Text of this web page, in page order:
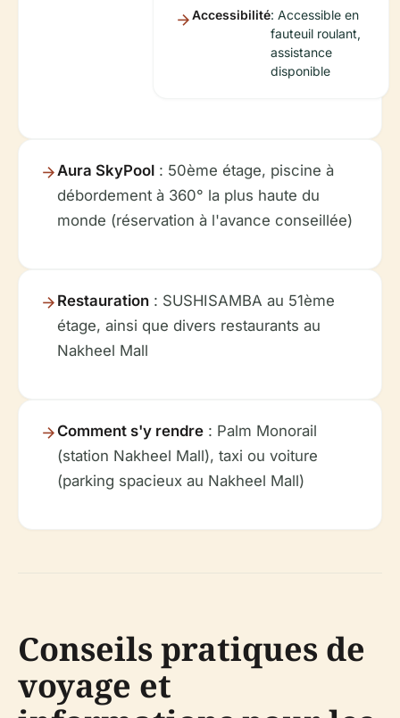
Accessibilité: Accessible en
fauteuil roulant,
assistance
disponible
Aura SkyPool : 50ème étage, piscine à
débordement à 360° la plus haute du
monde (réservation à l'avance conseillée)
Restauration : SUSHISAMBA au 51ème
étage, ainsi que divers restaurants au
Nakheel Mall
Comment s'y rendre : Palm Monorail
(station Nakheel Mall), taxi ou voiture
(parking spacieux au Nakheel Mall)
Conseils pratiques de
voyage et